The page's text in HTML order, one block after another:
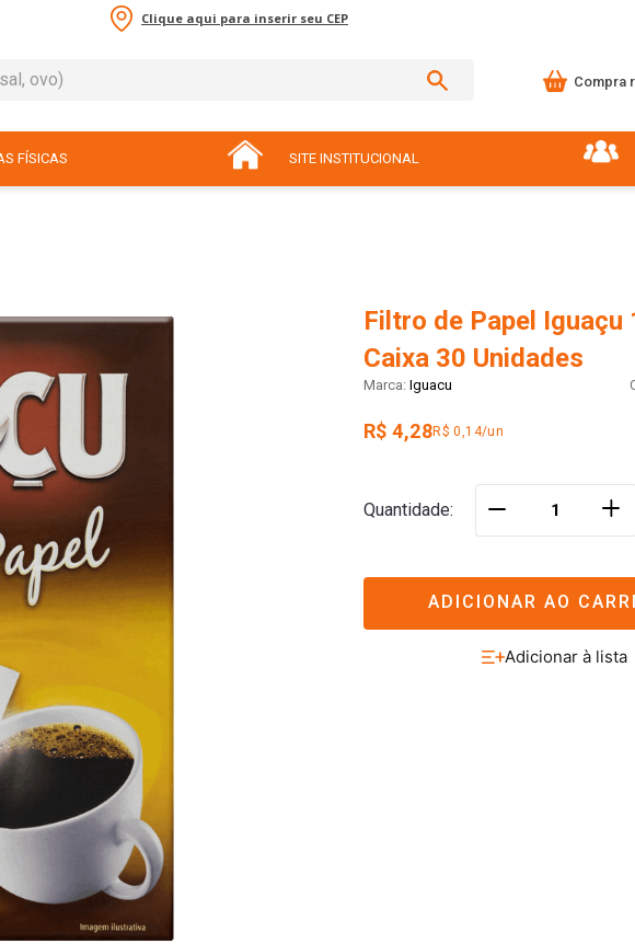
Clique aqui para inserir seu CEP
ovo)
Compra
FÍSICAS SITE INSTITUCIONAL
Filtro de Papel Iguaçu
Caixa 30 Unidades
Iguacu
R$ 4,28R$ 0,14/un
Quantidade ＋
ADICIONAR AO